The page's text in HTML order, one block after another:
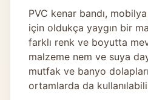
PVC kenar bandı, mobilya
için oldukça yaygın bir
farklı renk ve boyutta
malzeme nem ve suya
mutfak ve banyo
ortamlarda da